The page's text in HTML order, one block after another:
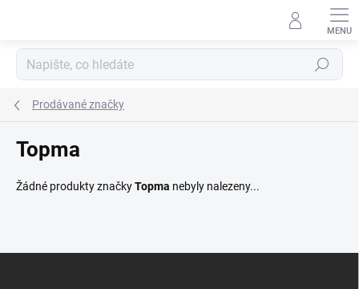
Hledat
Prodávané značky
Topma
Žádné produkty značkyTopma nebyly nalezeny...